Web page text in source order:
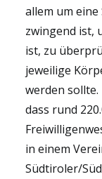
allem um
zwingend ist,
ist, zu
jeweilige
werden
dass rund
in einem
Südtiroler/